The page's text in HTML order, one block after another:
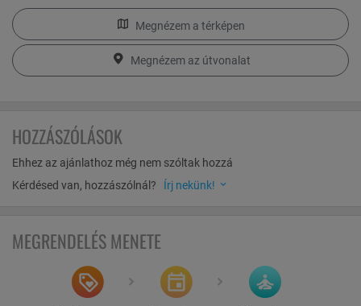
színes programok várják az ide látogatókat. A város látnivalói
mellett fürdőzésre, bringázásra és túrázásra is van lehetőség. Eger
kiemelt turisztikai központ, ahol egész évben szórakoztatóbbnál
szórakoztatóbb és izgalmas programok várják az ide érkezőket.
Megnézem a térképen
Megnézem az útvonalat
HOZZÁSZÓLÁSOK
Ehhez az ajánlathoz még nem szóltak hozzá
Kérdésed van, hozzászólnál?
Írj nekünk!
MEGRENDELÉS MENETE